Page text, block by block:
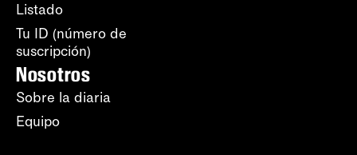
Listado
Tu ID (número de
suscripción)
Nosotros
Sobre la diaria
Equipo